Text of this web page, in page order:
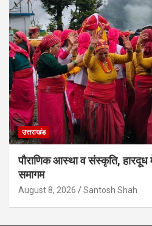
उत्तराखंड
पौराणिक आस्था व संस्कृति, हारदूध
समागम
August 8, 2026 Santosh Shah